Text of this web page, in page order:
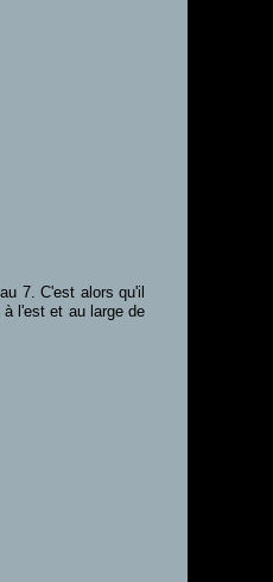
7. C'est alors qu'il
l'est et au large de